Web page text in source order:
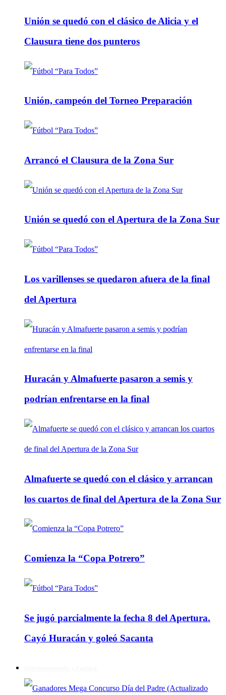
Unión se quedó con el clásico de Alicia y el
Clausura tiene dos punteros
Unión, campeón del Torneo Preparación
Arrancó el Clausura de la Zona Sur
Unión se quedó con el Apertura de la Zona Sur
Los varillenses se quedaron afuera de la final
del Apertura
Huracán y Almafuerte pasaron a semis y
podrían enfrentarse en la final
Almafuerte se quedó con el clásico y arrancan
los cuartos de final del Apertura de la Zona Sur
Comienza la “Copa Potrero”
Se jugó parcialmente la fecha 8 del Apertura.
Cayó Huracán y goleó Sacanta